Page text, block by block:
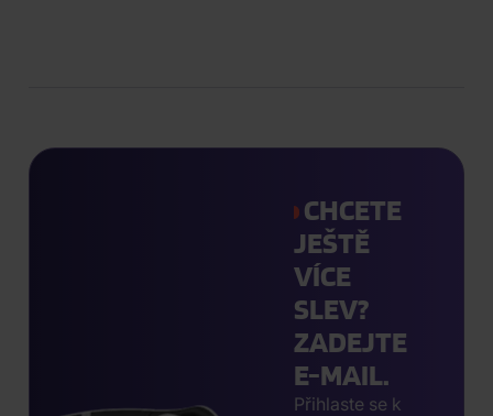
CHCETE
JEŠTĚ
VÍCE
SLEV?
ZADEJTE
E-MAIL.
Přihlaste se k